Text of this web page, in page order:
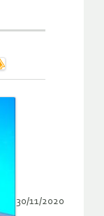
30/11/2020